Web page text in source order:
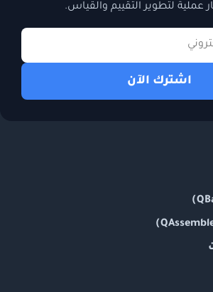
عملية لتطوير التقييم والقياس.
اشترك الآن